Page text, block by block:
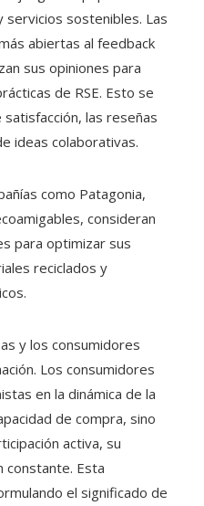
sostenibles. Las
abiertas al feedback
sus opiniones para
de RSE. Esto se
las reseñas
ideas colaborativas.
como Patagonia,
consideran
para optimizar sus
reciclados y
y los consumidores
Los consumidores
en la dinámica de la
de compra, sino
activa, su
constante. Esta
el significado de